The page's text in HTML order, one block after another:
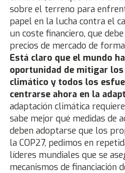
sobre el terreno para
papel en la lucha contra el
un coste financiero, que
precios de mercado de
Está claro que el mundo
oportunidad de mitigar
climático y todos los
centrarse ahora en la
adaptación climática
sabe mejor qué medidas de
deben adoptarse que los
la COP27, pedimos en
líderes mundiales que se
mecanismos de financiación